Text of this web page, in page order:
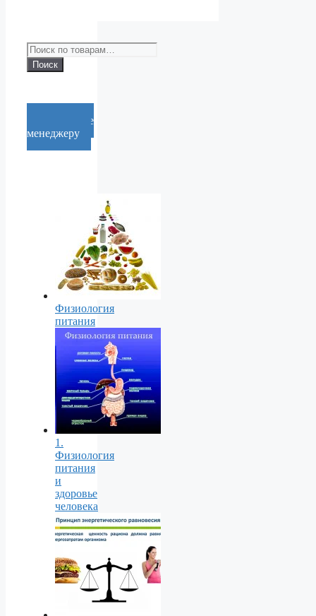
Искать:
Поиск
Cообщение
менеджеру
Физиология
питания
1.
Физиология
питания
и
здоровье
человека